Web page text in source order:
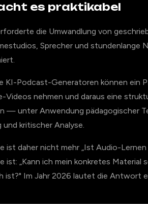
es praktikabel
die Umwandlung von
Sprecher und stundenlange
KI-Podcast-Generatoren können ein
Videos nehmen und daraus eine
— unter Anwendung pädagogischer
und kritischer Analyse.
ist daher nicht mehr „Ist Audio-
ist: „Kann ich mein konkretes
ist?" Im Jahr 2026 lautet die Antwort